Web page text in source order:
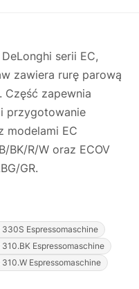
serii EC,
zawiera rurę parową
zapewnia
przygotowanie
modelami EC
BK/R/W oraz ECOV
GR.
330S Espressomaschine
310.BK Espressomaschine
310.W Espressomaschine